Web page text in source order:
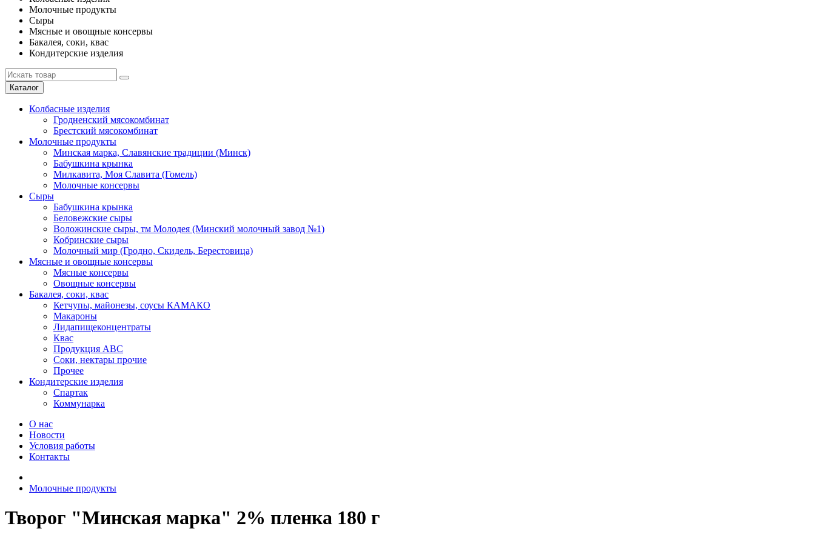
Молочные продукты
Сыры
Мясные и овощные консервы
Бакалея, соки, квас
Кондитерские изделия
Каталог
Колбасные изделия
Гродненский мясокомбинат
Брестский мясокомбинат
Молочные продукты
Минская марка, Славянские традиции (Минск)
Бабушкина крынка
Милкавита, Моя Славита (Гомель)
Молочные консервы
Сыры
Бабушкина крынка
Беловежские сыры
Воложинские сыры, тм Молодея (Минский молочный завод №1)
Кобринские сыры
Молочный мир (Гродно, Скидель, Берестовица)
Мясные и овощные консервы
Мясные консервы
Овощные консервы
Бакалея, соки, квас
Кетчупы, майонезы, соусы КАМАКО
Макароны
Лидапищеконцентраты
Квас
Продукция АВС
Соки, нектары прочие
Прочее
Кондитерские изделия
Спартак
Коммунарка
О нас
Новости
Условия работы
Контакты
Молочные продукты
Творог "Минская марка" 2% пленка 180 г